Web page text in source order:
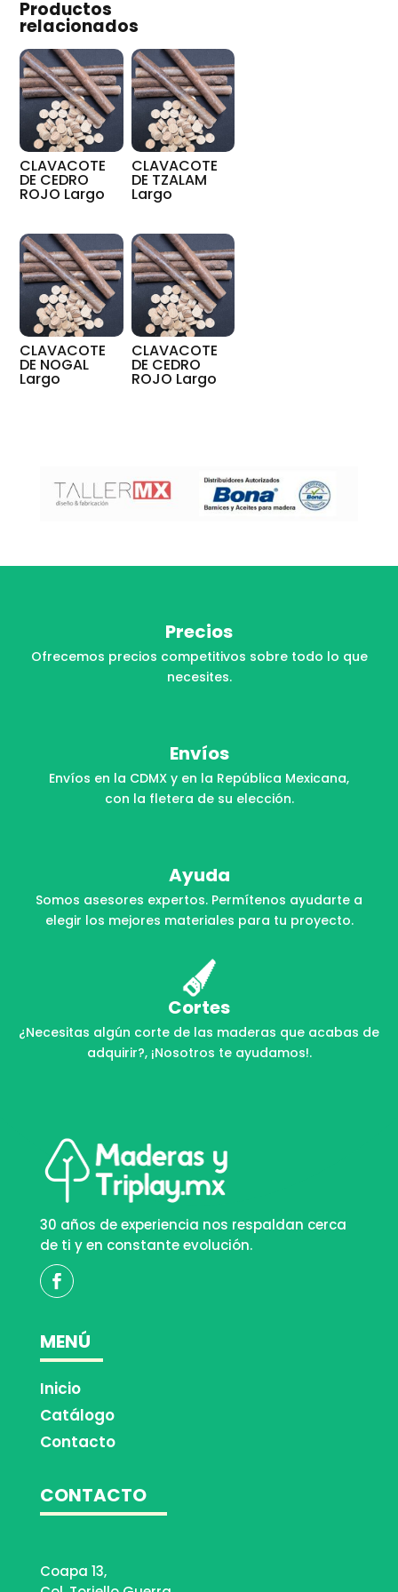
Productos
relacionados
CLAVACOTE
DE CEDRO
ROJO Largo
CLAVACOTE
DE TZALAM
Largo
CLAVACOTE
DE NOGAL
Largo
CLAVACOTE
DE CEDRO
ROJO Largo
Precios
Ofrecemos precios competitivos sobre todo lo que
necesites.
Envíos
Envíos en la CDMX y en la República Mexicana,
con la fletera de su elección.
Ayuda
Somos asesores expertos. Permítenos ayudarte a
elegir los mejores materiales para tu proyecto.
Cortes
¿Necesitas algún corte de las maderas que acabas de
adquirir?, ¡Nosotros te ayudamos!.
30 años de experiencia nos respaldan cerca
de ti y en constante evolución.
MENÚ
Inicio
Catálogo
Contacto
CONTACTO
Coapa 13,